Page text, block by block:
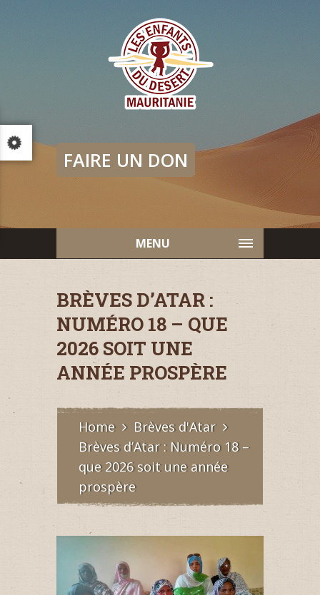
FAIRE UN DON
MENU
BRÈVES D’ATAR :
NUMÉRO 18 – QUE
2026 SOIT UNE
ANNÉE PROSPÈRE
Home
Brèves d'Atar
Brèves d’Atar : Numéro 18 –
que 2026 soit une année
prospère